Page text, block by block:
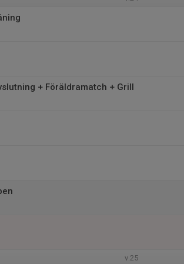
+ Föräldramatch + Grill
v.25